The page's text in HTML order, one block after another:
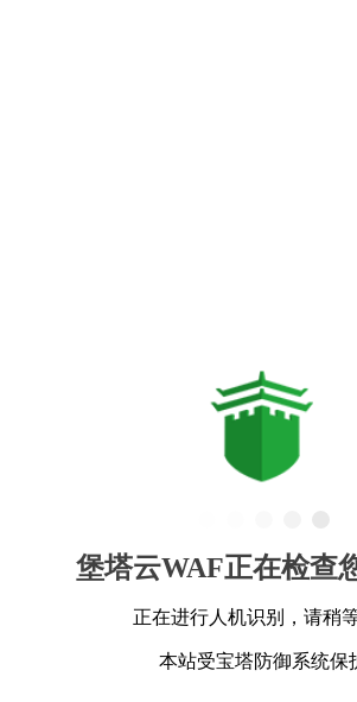
堡塔云WAF正在检查
正在进行人机识别，请稍
本站受宝塔防御系统保